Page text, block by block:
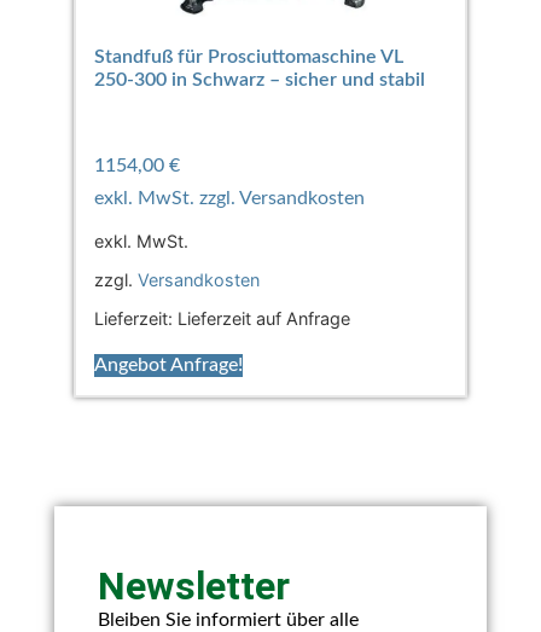
Standfuß für Prosciuttomaschine VL
250-300 in Schwarz – sicher und stabil
1154,00 €
exkl. MwSt.
zzgl. Versandkosten
Lieferzeit: Lieferzeit auf Anfrage
Angebot Anfrage!
Newsletter
Bleiben Sie informiert über alle